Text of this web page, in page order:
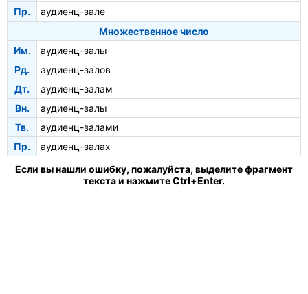
Пр.
аудиенц-зале
Множественное число
Им.
аудиенц-залы
Рд.
аудиенц-залов
Дт.
аудиенц-залам
Вн.
аудиенц-залы
Тв.
аудиенц-залами
Пр.
аудиенц-залах
Если вы нашли ошибку, пожалуйста, выделите фрагмент
текста и нажмите Ctrl+Enter.